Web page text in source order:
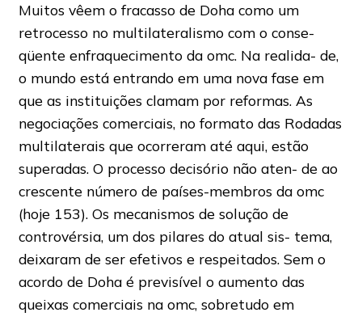
Muitos vêem o fracasso de Doha como um
retrocesso no multilateralismo com o conse-
qüente enfraquecimento da omc. Na realida- de,
o mundo está entrando em uma nova fase em
que as instituições clamam por reformas. As
negociações comerciais, no formato das Rodadas
multilaterais que ocorreram até aqui, estão
superadas. O processo decisório não aten- de ao
crescente número de países-membros da omc
(hoje 153). Os mecanismos de solução de
controvérsia, um dos pilares do atual sis- tema,
deixaram de ser efetivos e respeitados. Sem o
acordo de Doha é previsível o aumento das
queixas comerciais na omc, sobretudo em